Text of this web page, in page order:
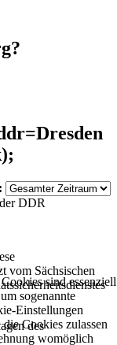
vom Sächsischen
sind essenziell
sogenannte
Einstellungen
Cookies zulassen
womöglich